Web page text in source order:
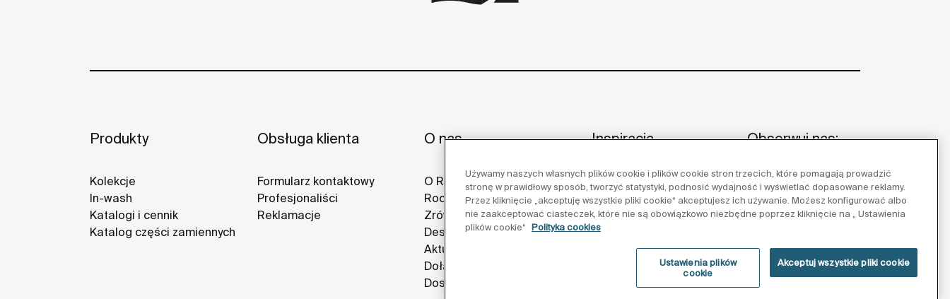
Produkty
Kolekcje
In-wash
Katalogi i cennik
Katalog części zamiennych
Obsługa klienta
Formularz kontaktowy
Profesjonaliści
Reklamacje
O nas
O Roca
Roca w świecie
Zrównoważony rozwój
Design i innowacja
Aktualności
Dołącz do nas
Dostawcy
Inspiracja
Pomysły i wskazówki
Projekty referencyjne
Galerie Roca
Obserwuj nas:
Używamy naszych własnych plików cookie i plików cookie stron trzecich, które pomagają prowadzić
stronę w prawidłowy sposób, tworzyć statystyki, podnosić wydajność i wyświetlać dopasowane reklamy.
Przez kliknięcie „akceptuję wszystkie pliki cookie“ akceptujesz ich używanie. Możesz konfigurować albo
nie zaakceptować ciasteczek, które nie są obowiązkowo niezbędne poprzez kliknięcie na „ Ustawienia
plików cookie“
Polityka cookies
Ustawienia plików
cookie
Akceptuj wszystkie pliki cookie